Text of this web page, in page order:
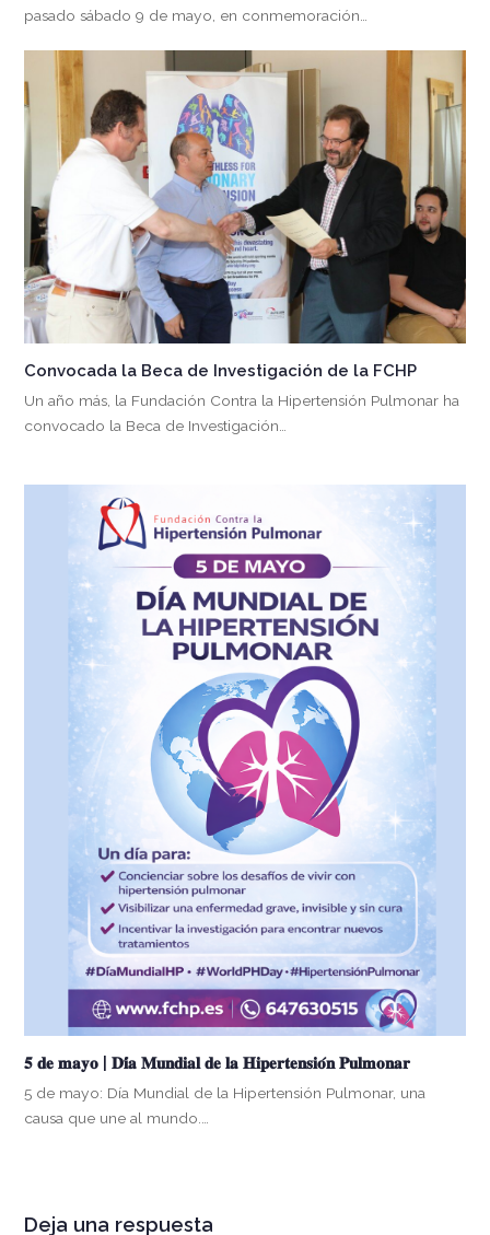
pasado sábado 9 de mayo, en conmemoración…
Convocada la Beca de Investigación de la FCHP
Un año más, la Fundación Contra la Hipertensión Pulmonar ha
convocado la Beca de Investigación…
𝟓 𝐝𝐞 𝐦𝐚𝐲𝐨 | 𝐃𝐢́𝐚 𝐌𝐮𝐧𝐝𝐢𝐚𝐥 𝐝𝐞 𝐥𝐚 𝐇𝐢𝐩𝐞𝐫𝐭𝐞𝐧𝐬𝐢𝐨́𝐧 𝐏𝐮𝐥𝐦𝐨𝐧𝐚𝐫
5 de mayo: Día Mundial de la Hipertensión Pulmonar, una
causa que une al mundo.…
Deja una respuesta